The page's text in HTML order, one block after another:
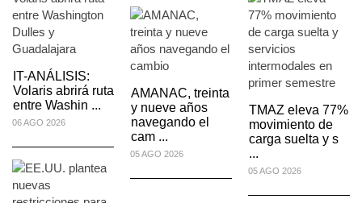
IT-ANÁLISIS:
Volaris abrirá ruta
entre Washin ...
06 AGO 2026
AMANAC, treinta
y nueve años
navegando el
cam ...
05 AGO 2026
TMAZ eleva 77%
movimiento de
carga suelta y s
...
05 AGO 2026